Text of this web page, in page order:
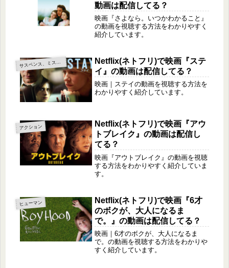
動画は配信してる？
映画『さよなら。いつかわかること』
の動画を視聴する方法をわかりやすく
紹介しています。
サ
スペンス、ミステリー
Netflix(ネトフリ)で映画『ステ
イ』の動画は配信してる？
映画｜ステイの動画を視聴する方法を
わかりやすく紹介しています。
アクション
Netflix(ネトフリ)で映画『アウ
トブレイク』の動画は配信し
てる？
映画『アウトブレイク』の動画を視聴
する方法をわかりやすく紹介していま
す。
ヒューマン
Netflix(ネトフリ)で映画『6才
のボクが、大人になるま
で。』の動画は配信してる？
映画｜6才のボクが、大人になるま
で。の動画を視聴する方法をわかりや
すく紹介しています。